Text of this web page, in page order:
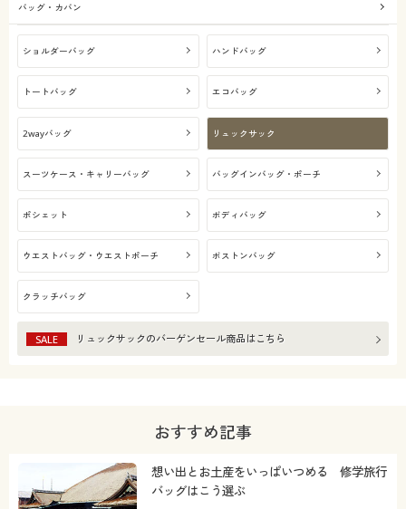
バッグ・カバン
ショルダーバッグ ハンドバッグ
トートバッグ エコバッグ
2wayバッグ リュックサック
スーツケース・キャリーバッグ バッグインバッグ・ポーチ
ポシェット ボディバッグ
ウエストバッグ・ウエストポーチ ボストンバッグ
クラッチバッグ
SALE リュックサックのバーゲンセール商品はこちら
おすすめ記事
想い出とお土産をいっぱいつめる 修学旅行
バッグはこう選ぶ